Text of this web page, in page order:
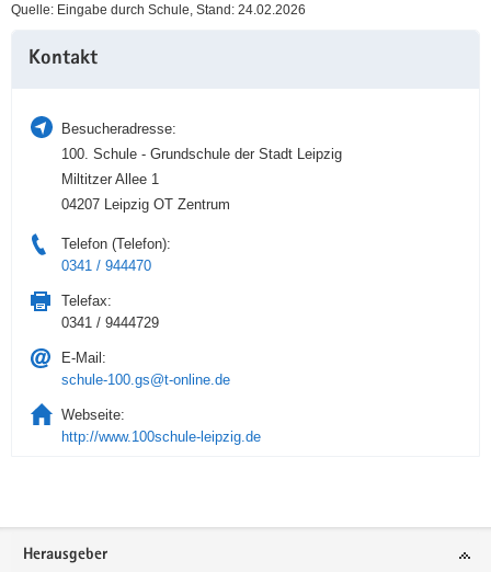
Quelle: Eingabe durch Schule, Stand: 24.02.2026
Information
Kontakt
Besucheradresse:
100. Schule - Grundschule der Stadt Leipzig
Miltitzer Allee 1
04207 Leipzig OT Zentrum
Telefon (Telefon):
0341 / 944470
Telefax:
0341 / 9444729
E-Mail:
schule-100.gs@t-online.de
Webseite:
http://www.100schule-leipzig.de
Service
Herausgeber